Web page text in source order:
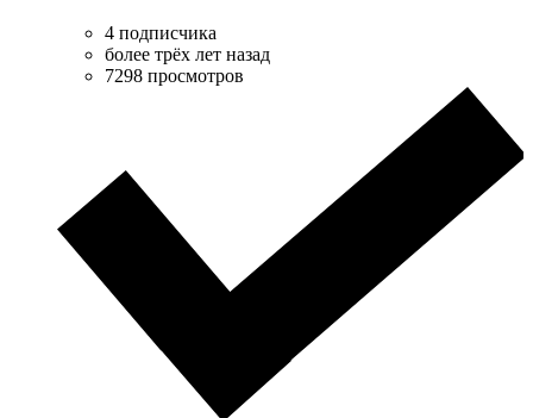
4 подписчика
более трёх лет назад
7298 просмотров